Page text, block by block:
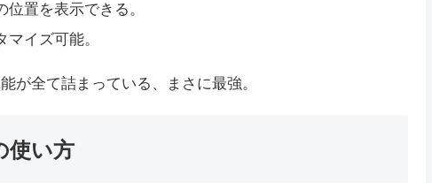
置を表示できる。
イズ可能。
が全て詰まっている、まさに最強。
使い方